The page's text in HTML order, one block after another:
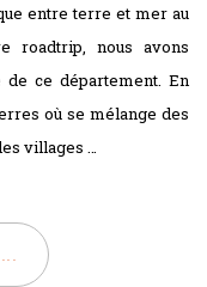
entre terre et mer au
roadtrip, nous avons
ce département. En
où se mélange des
villages …